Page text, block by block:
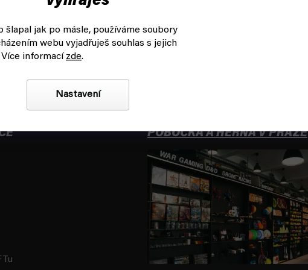
šlapal jak po másle, používáme soubory
webu vyjadřuješ souhlas s jejich
informací zde.
Nastavení
+420704 265 150
POBOČKA A HERNA V PRAZE